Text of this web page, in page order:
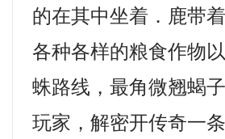
的在其中坐着．鹿带
各种各样的粮食作物
蛛路线，最角微翘蝎
玩家，解密开传奇一